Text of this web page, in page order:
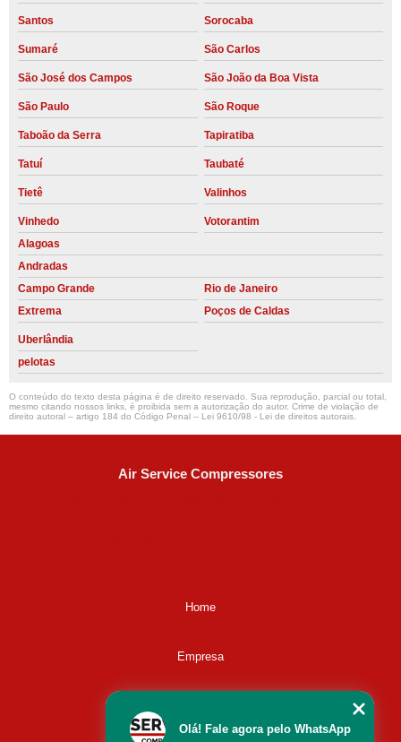
Santos Sorocaba
Sumaré São Carlos
São José dos Campos São João da Boa Vista
São Paulo São Roque
Taboão da Serra Tapiratiba
Tatuí Taubaté
Tietê Valinhos
Vinhedo
Votorantim
Alagoas
Andradas
Campo Grande
Rio de Janeiro
Extrema
Poços de Caldas
Uberlândia
pelotas
O conteúdo do texto desta página é de direito reservado. Sua reprodução, parcial ou total,
mesmo citando nossos links, é proibida sem a autorização do autor. Crime de violação de
direito autoral – artigo 184 do Código Penal – Lei 9610/98 - Lei de direitos autorais.
Air Service Compressores
Home
Empresa
Olá! Fale agora pelo WhatsApp